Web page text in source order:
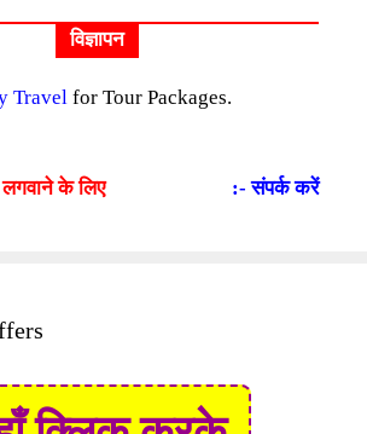
विज्ञापन
Travel for Tour Packages.
लगवाने के लिए :- संपर्क करें